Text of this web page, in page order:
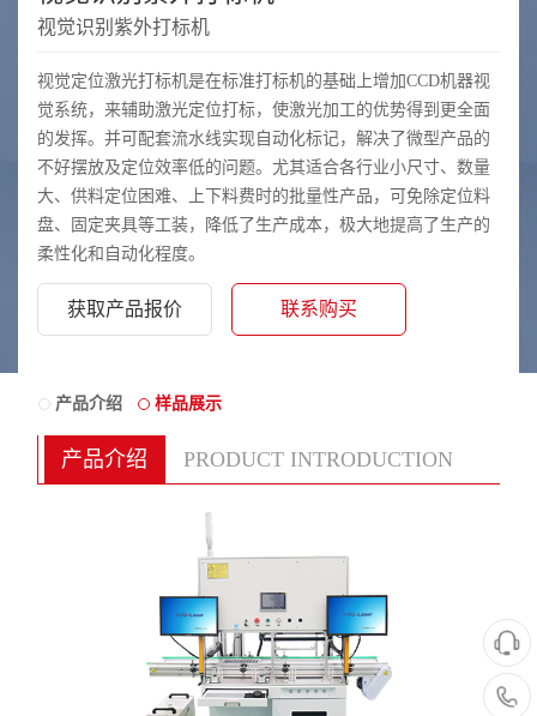
视觉识别紫外打标机
视觉定位激光打标机是在标准打标机的基础上增加CCD机器视
觉系统，来辅助激光定位打标，使激光加工的优势得到更全面
的发挥。并可配套流水线实现自动化标记，解决了微型产品的
不好摆放及定位效率低的问题。尤其适合各行业小尺寸、数量
大、供料定位困难、上下料费时的批量性产品，可免除定位料
盘、固定夹具等工装，降低了生产成本，极大地提高了生产的
柔性化和自动化程度。
获取产品报价 联系购买
产品介绍 样品展示
产品介绍 PRODUCT INTRODUCTION